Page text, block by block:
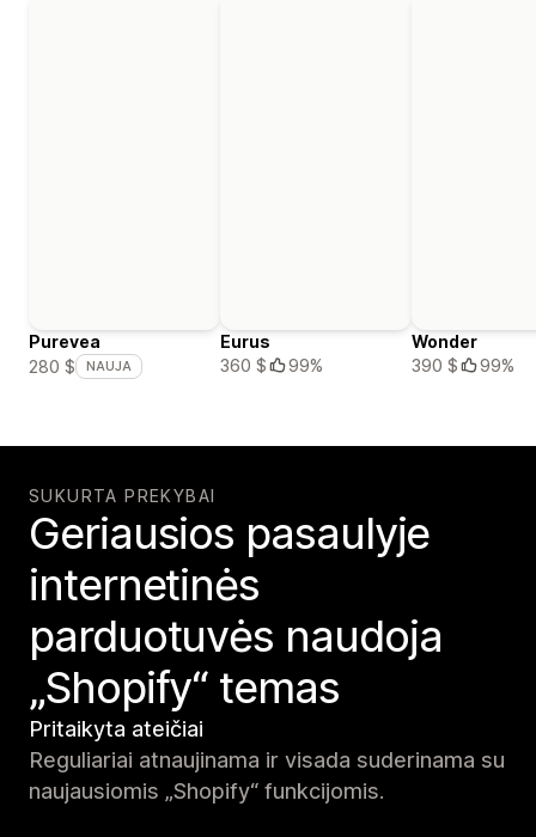
Purevea
280 $
NAUJA
Eurus
360 $
99%
Wonder
390 $
99%
SUKURTA PREKYBAI
Geriausios pasaulyje
internetinės
parduotuvės naudoja
„Shopify“ temas
Pritaikyta ateičiai
Reguliariai atnaujinama ir visada suderinama su
naujausiomis „Shopify“ funkcijomis.